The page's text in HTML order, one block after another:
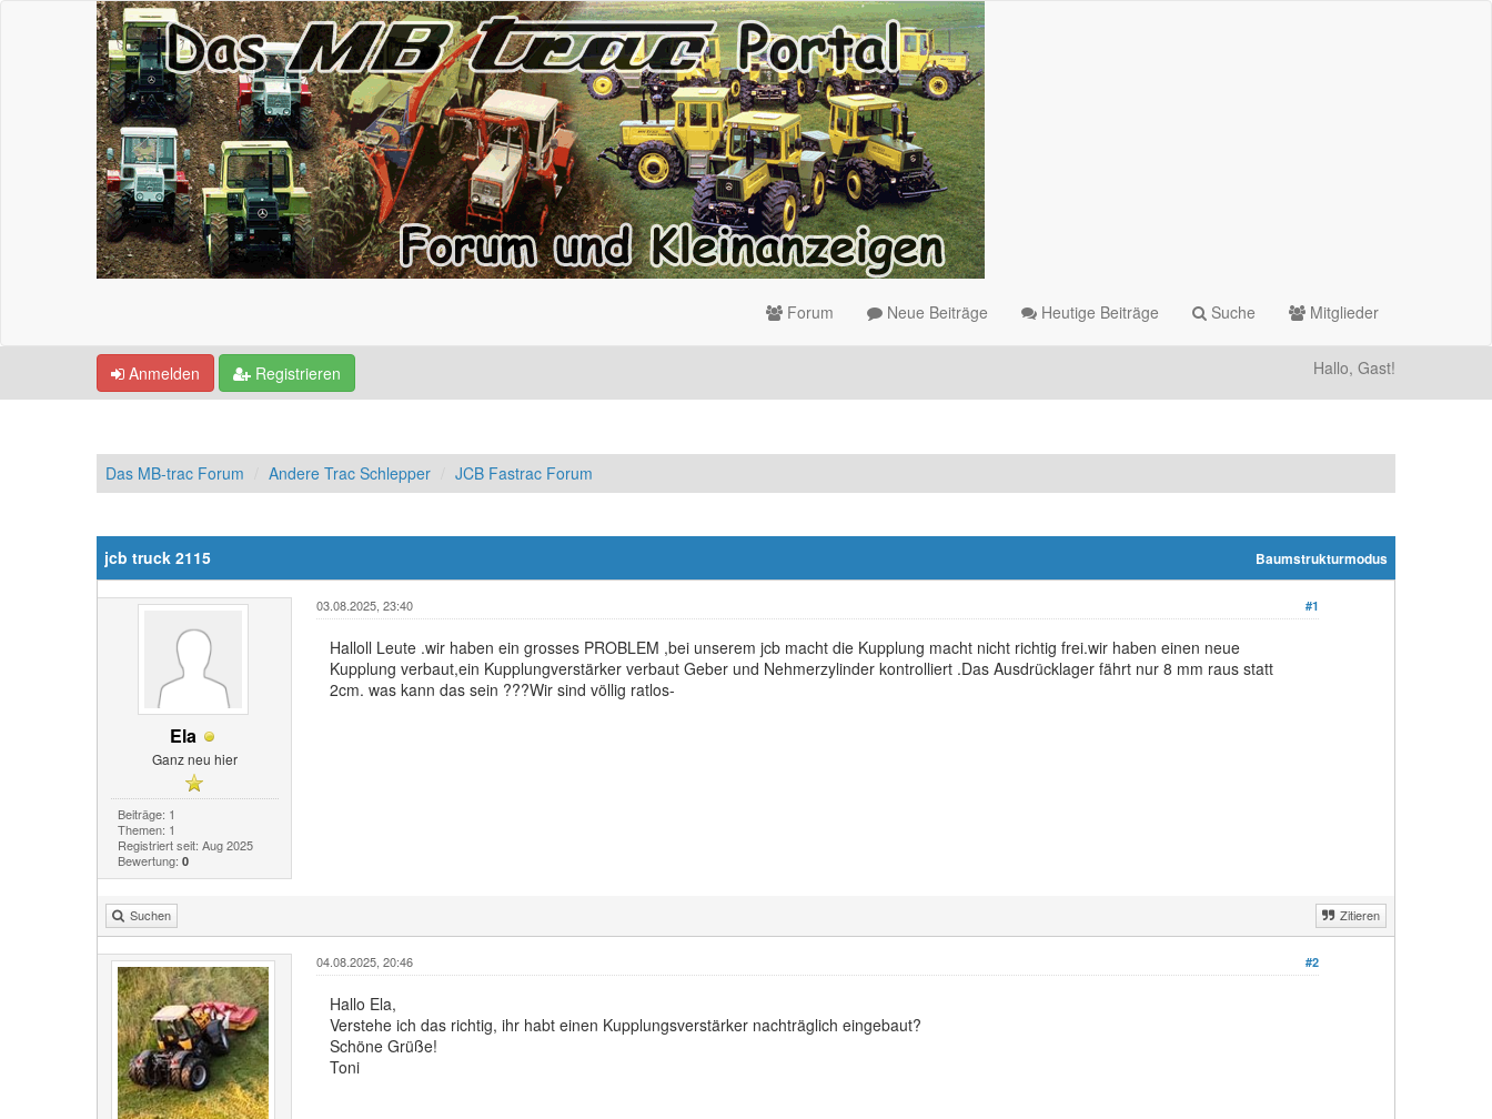
Forum Neue Beiträge Heutige Beiträge Suche Mitglieder
Anmelden Registrieren Hallo, Gast!
Das MB-trac Forum Andere Trac Schlepper JCB Fastrac Forum
Baumstrukturmodus
jcb truck 2115
Ela
Ganz neu hier
Beiträge: 1
Themen: 1
Registriert seit: Aug 2025
Bewertung: 0
#1
03.08.2025, 23:40
Halloll Leute .wir haben ein grosses PROBLEM ,bei unserem jcb macht die Kupplung macht nicht richtig frei.wir haben einen neue
Kupplung verbaut,ein Kupplungverstärker verbaut Geber und Nehmerzylinder kontrolliert .Das Ausdrücklager fährt nur 8 mm raus statt
2cm. was kann das sein ???Wir sind völlig ratlos-
Suchen Zitieren
#2
04.08.2025, 20:46
Hallo Ela,
Verstehe ich das richtig, ihr habt einen Kupplungsverstärker nachträglich eingebaut?
Schöne Grüße!
Toni